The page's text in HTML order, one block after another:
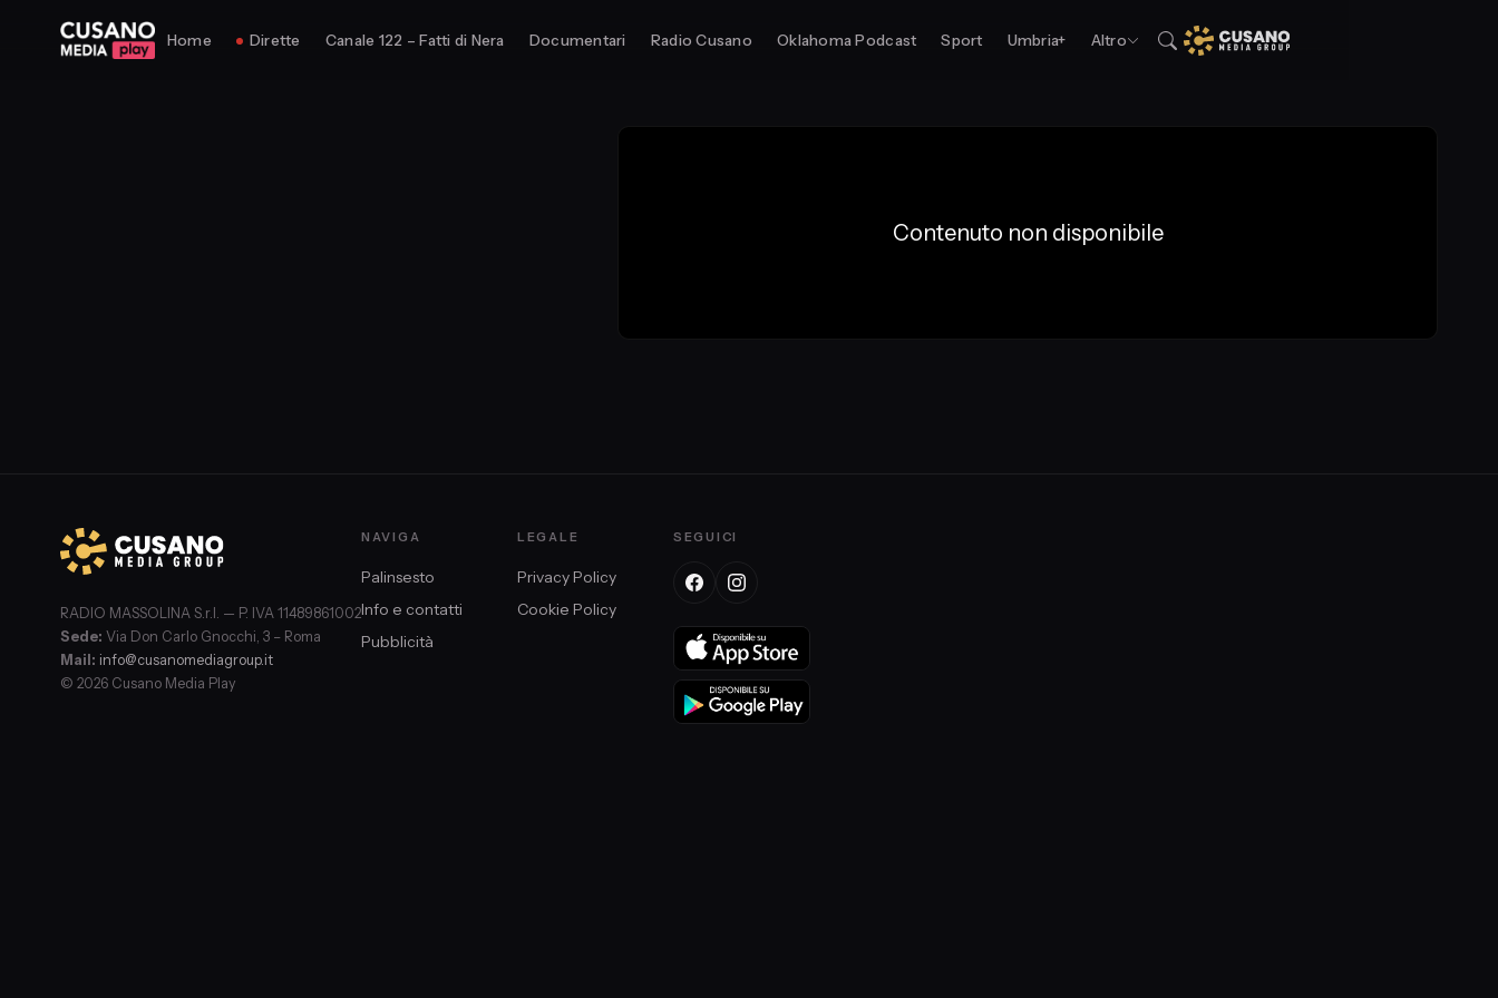
Home Dirette Canale 122 – Fatti di Nera Documentari Radio Cusano Oklahoma Podcast Sport Umbria+ Altro
Contenuto non disponibile
RADIO MASSOLINA S.r.l. — P. IVA 11489861002
Sede: Via Don Carlo Gnocchi, 3 – Roma
Mail: info@cusanomediagroup.it
© 2026 Cusano Media Play
NAVIGA
Palinsesto
Info e contatti
Pubblicità
LEGALE
Privacy Policy
Cookie Policy
SEGUICI